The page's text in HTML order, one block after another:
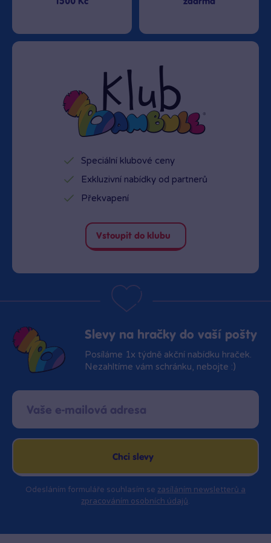
Speciální klubové ceny
Exkluzivní nabídky od partnerů
Překvapení
Vstoupit do klubu
Slevy na hračky do vaší pošty
Posíláme 1x týdně akční nabídku hraček.
Nezahltíme vám schránku, nebojte :)
Chci slevy
Odesláním formuláře souhlasím se zasíláním newsletterů a
zpracováním osobních údajů.